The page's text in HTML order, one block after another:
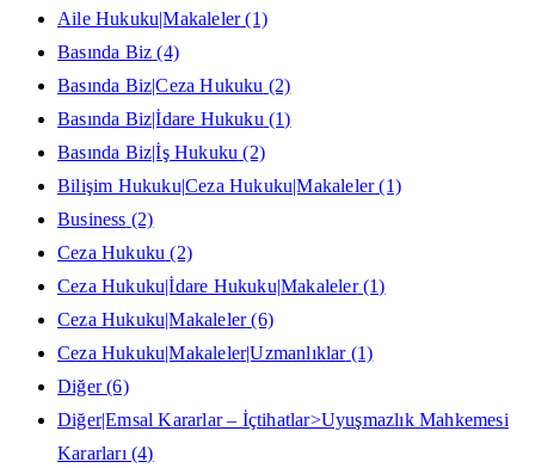
Aile Hukuku|Makaleler (1)
Basında Biz (4)
Basında Biz|Ceza Hukuku (2)
Basında Biz|İdare Hukuku (1)
Basında Biz|İş Hukuku (2)
Bilişim Hukuku|Ceza Hukuku|Makaleler (1)
Business (2)
Ceza Hukuku (2)
Ceza Hukuku|İdare Hukuku|Makaleler (1)
Ceza Hukuku|Makaleler (6)
Ceza Hukuku|Makaleler|Uzmanlıklar (1)
Diğer (6)
Diğer|Emsal Kararlar – İçtihatlar>Uyuşmazlık Mahkemesi
Kararları (4)